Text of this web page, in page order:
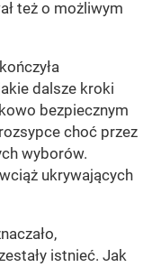
też o możliwym
dalsze kroki
bezpiecznym
choć przez
wyborów.
ukrywających
istnieć. Jak